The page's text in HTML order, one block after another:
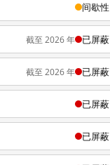
间歇性
截至 2026 年 已屏蔽
截至 2026 年 已屏蔽
已屏蔽
已屏蔽